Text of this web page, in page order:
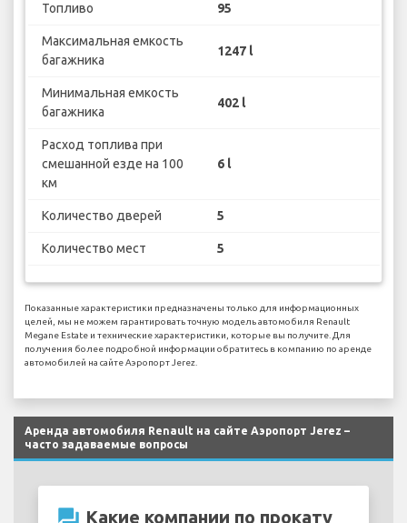
Топливо 95
Максимальная емкость
багажника
1247 l
Минимальная емкость
багажника
402 l
Расход топлива при
смешанной езде на 100
км
6 l
Количество дверей 5
Количество мест 5
Показанные характеристики предназначены только для информационных
целей, мы не можем гарантировать точную модель автомобиля Renault
Megane Estate и технические характеристики, которые вы получите. Для
получения более подробной информации обратитесь в компанию по аренде
автомобилей на сайте Аэропорт Jerez.
Аренда автомобиля Renault на сайте Аэропорт Jerez –
часто задаваемые вопросы
Какие компании по прокату